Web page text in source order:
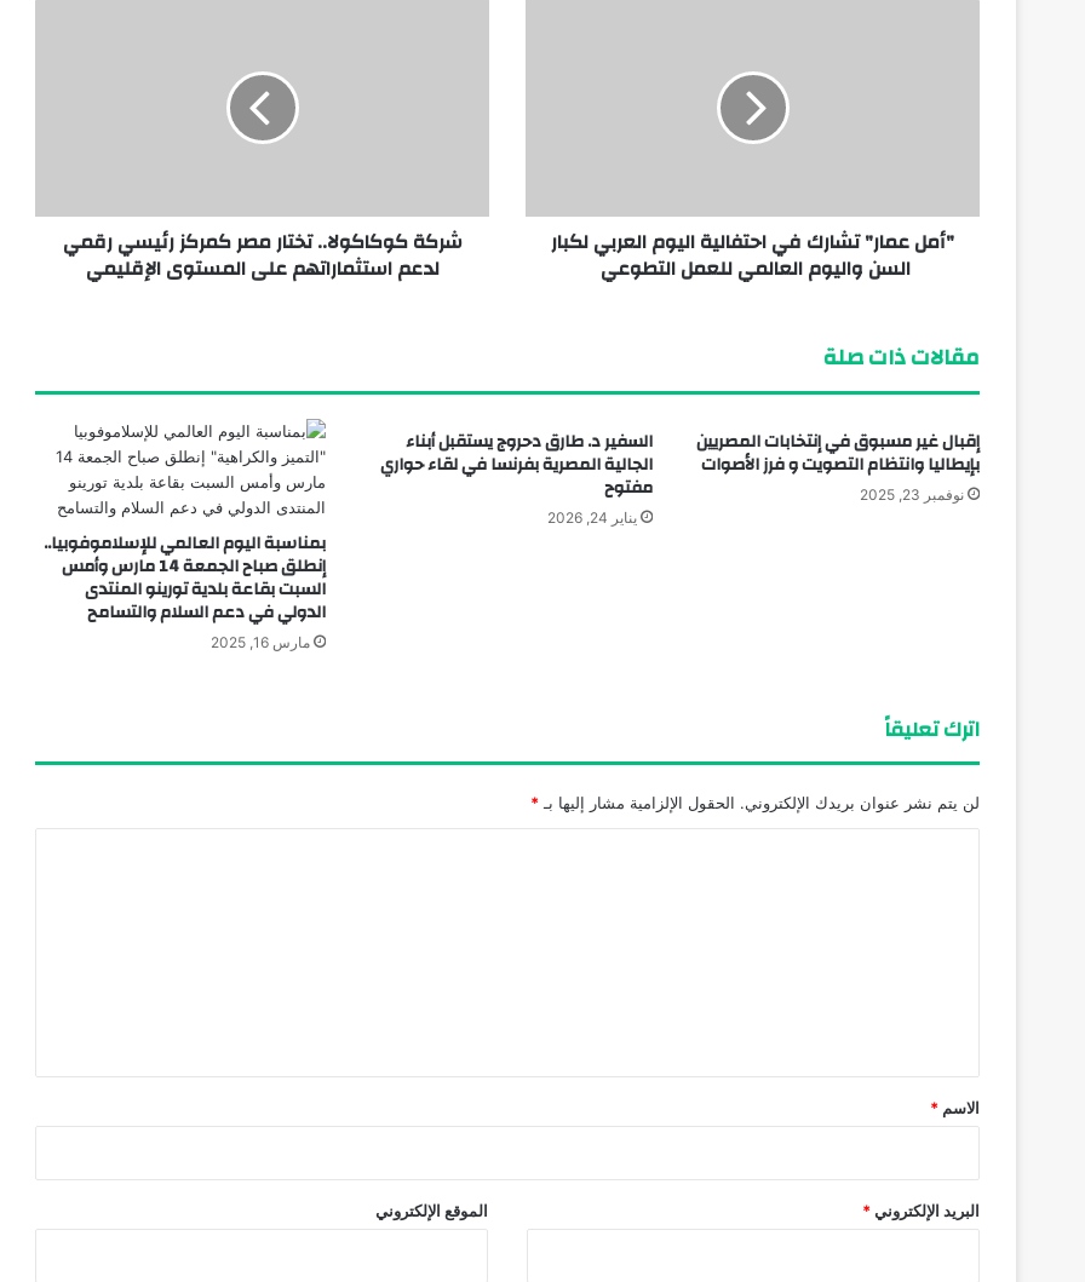
"أمل عمار" تشارك في احتفالية اليوم العربي لكبار
السن واليوم العالمي للعمل التطوعي
شركة كوكاكولا.. تختار مصر كمركز رئيسي رقمي
لدعم استثماراتهم على المستوى الإقليمي
مقالات ذات صلة
إقبال غير مسبوق في إنتخابات المصريين
بإيطاليا وانتظام التصويت و فرز الأصوات
نوفمبر 23, 2025
السفير د. طارق دحروج يستقبل أبناء
الجالية المصرية بفرنسا في لقاء حواري
مفتوح
يناير 24, 2026
بمناسبة اليوم العالمي للإسلاموفوبيا..
إنطلق صباح الجمعة 14 مارس وأمس
السبت بقاعة بلدية تورينو المنتدى
الدولي في دعم السلام والتسامح
مارس 16, 2025
اترك تعليقاً
لن يتم نشر عنوان بريدك الإلكتروني. الحقول الإلزامية مشار إليها بـ *
*
الاسم *
البريد الإلكتروني * الموقع الإلكتروني